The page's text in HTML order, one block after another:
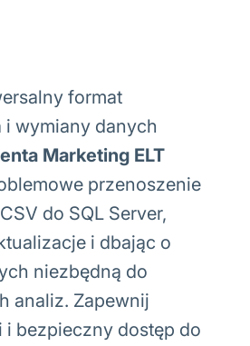
format
wymiany danych
Marketing ELT
przenoszenie
do SQL Server,
i dbając o
niezbędną do
analiz. Zapewnij
i bezpieczny dostęp do